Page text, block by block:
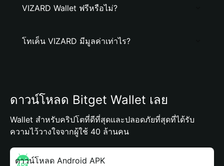
VIZARD Wallet ฟรีหรือไม่?
โทเค็น VIZARD มีมูลค่าเท่าไร?
ดาวน์โหลด Bitget Wallet เลย
Wallet สำหรับคริปโตที่ดีที่สุดและปลอดภัยที่สุดที่ได้รับ
ความไว้วางใจจากผู้ใช้ 40 ล้านคน
ดาวน์โหลด Android APK